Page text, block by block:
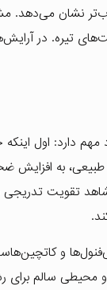
نشان می‌دهد.
تیره. در
دارد: اول
طبیعی، به
شاهد تقویت
و
و محیطی سالم